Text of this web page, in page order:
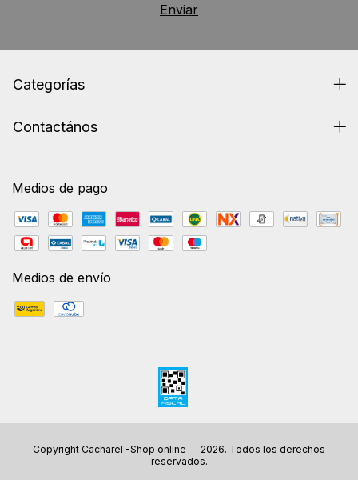
Categorías
Contactános
Medios de pago
Medios de envío
Copyright Cacharel -Shop online- - 2026. Todos los derechos
reservados.